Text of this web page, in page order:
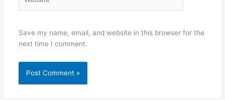
Save my name, email, and website in this browser for the
next time I comment.